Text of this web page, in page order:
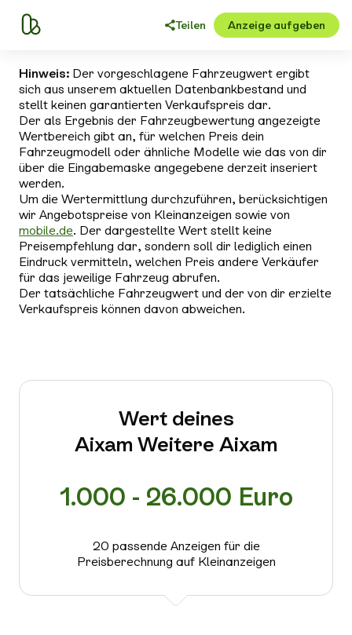
Teilen Anzeige aufgeben
Hinweis: Der vorgeschlagene Fahrzeugwert ergibt
sich aus unserem aktuellen Datenbankbestand und
stellt keinen garantierten Verkaufspreis dar.
Der als Ergebnis der Fahrzeugbewertung angezeigte
Wertbereich gibt an, für welchen Preis dein
Fahrzeugmodell oder ähnliche Modelle wie das von dir
über die Eingabemaske angegebene derzeit inseriert
werden.
Um die Wertermittlung durchzuführen, berücksichtigen
wir Angebotspreise von Kleinanzeigen sowie von
mobile.de. Der dargestellte Wert stellt keine
Preisempfehlung dar, sondern soll dir lediglich einen
Eindruck vermitteln, welchen Preis andere Verkäufer
für das jeweilige Fahrzeug abrufen.
Der tatsächliche Fahrzeugwert und der von dir erzielte
Verkaufspreis können davon abweichen.
Wert deines
Aixam Weitere Aixam
1.000 - 26.000 Euro
20 passende Anzeigen für die
Preisberechnung auf Kleinanzeigen